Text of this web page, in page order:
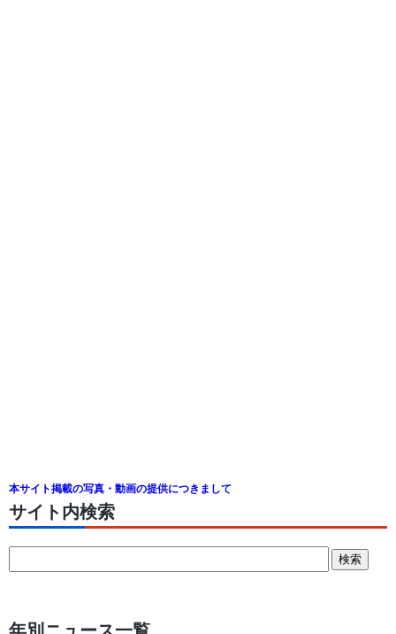
本サイト掲載の写真・動画の提供につきまして
サイト内検索